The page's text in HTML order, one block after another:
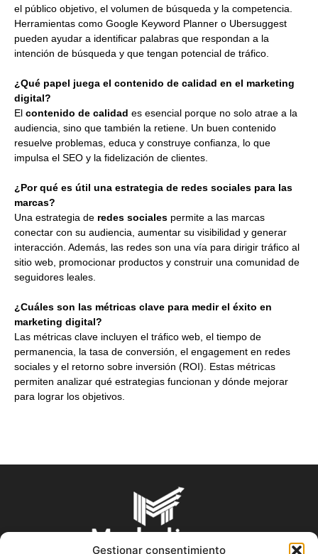
Gestionar consentimiento
el público objetivo, el volumen de búsqueda y la competencia.
Herramientas como Google Keyword Planner o Ubersuggest
pueden ayudar a identificar palabras que respondan a la
intención de búsqueda y que tengan potencial de tráfico.
¿Qué papel juega el contenido de calidad en el marketing
digital?
El contenido de calidad es esencial porque no solo atrae a la
audiencia, sino que también la retiene. Un buen contenido
resuelve problemas, educa y construye confianza, lo que
impulsa el SEO y la fidelización de clientes.
¿Por qué es útil una estrategia de redes sociales para las
marcas?
Una estrategia de redes sociales permite a las marcas
conectar con su audiencia, aumentar su visibilidad y generar
interacción. Además, las redes son una vía para dirigir tráfico al
sitio web, promocionar productos y construir una comunidad de
seguidores leales.
¿Cuáles son las métricas clave para medir el éxito en
marketing digital?
Las métricas clave incluyen el tráfico web, el tiempo de
permanencia, la tasa de conversión, el engagement en redes
sociales y el retorno sobre inversión (ROI). Estas métricas
permiten analizar qué estrategias funcionan y dónde mejorar
para lograr los objetivos.